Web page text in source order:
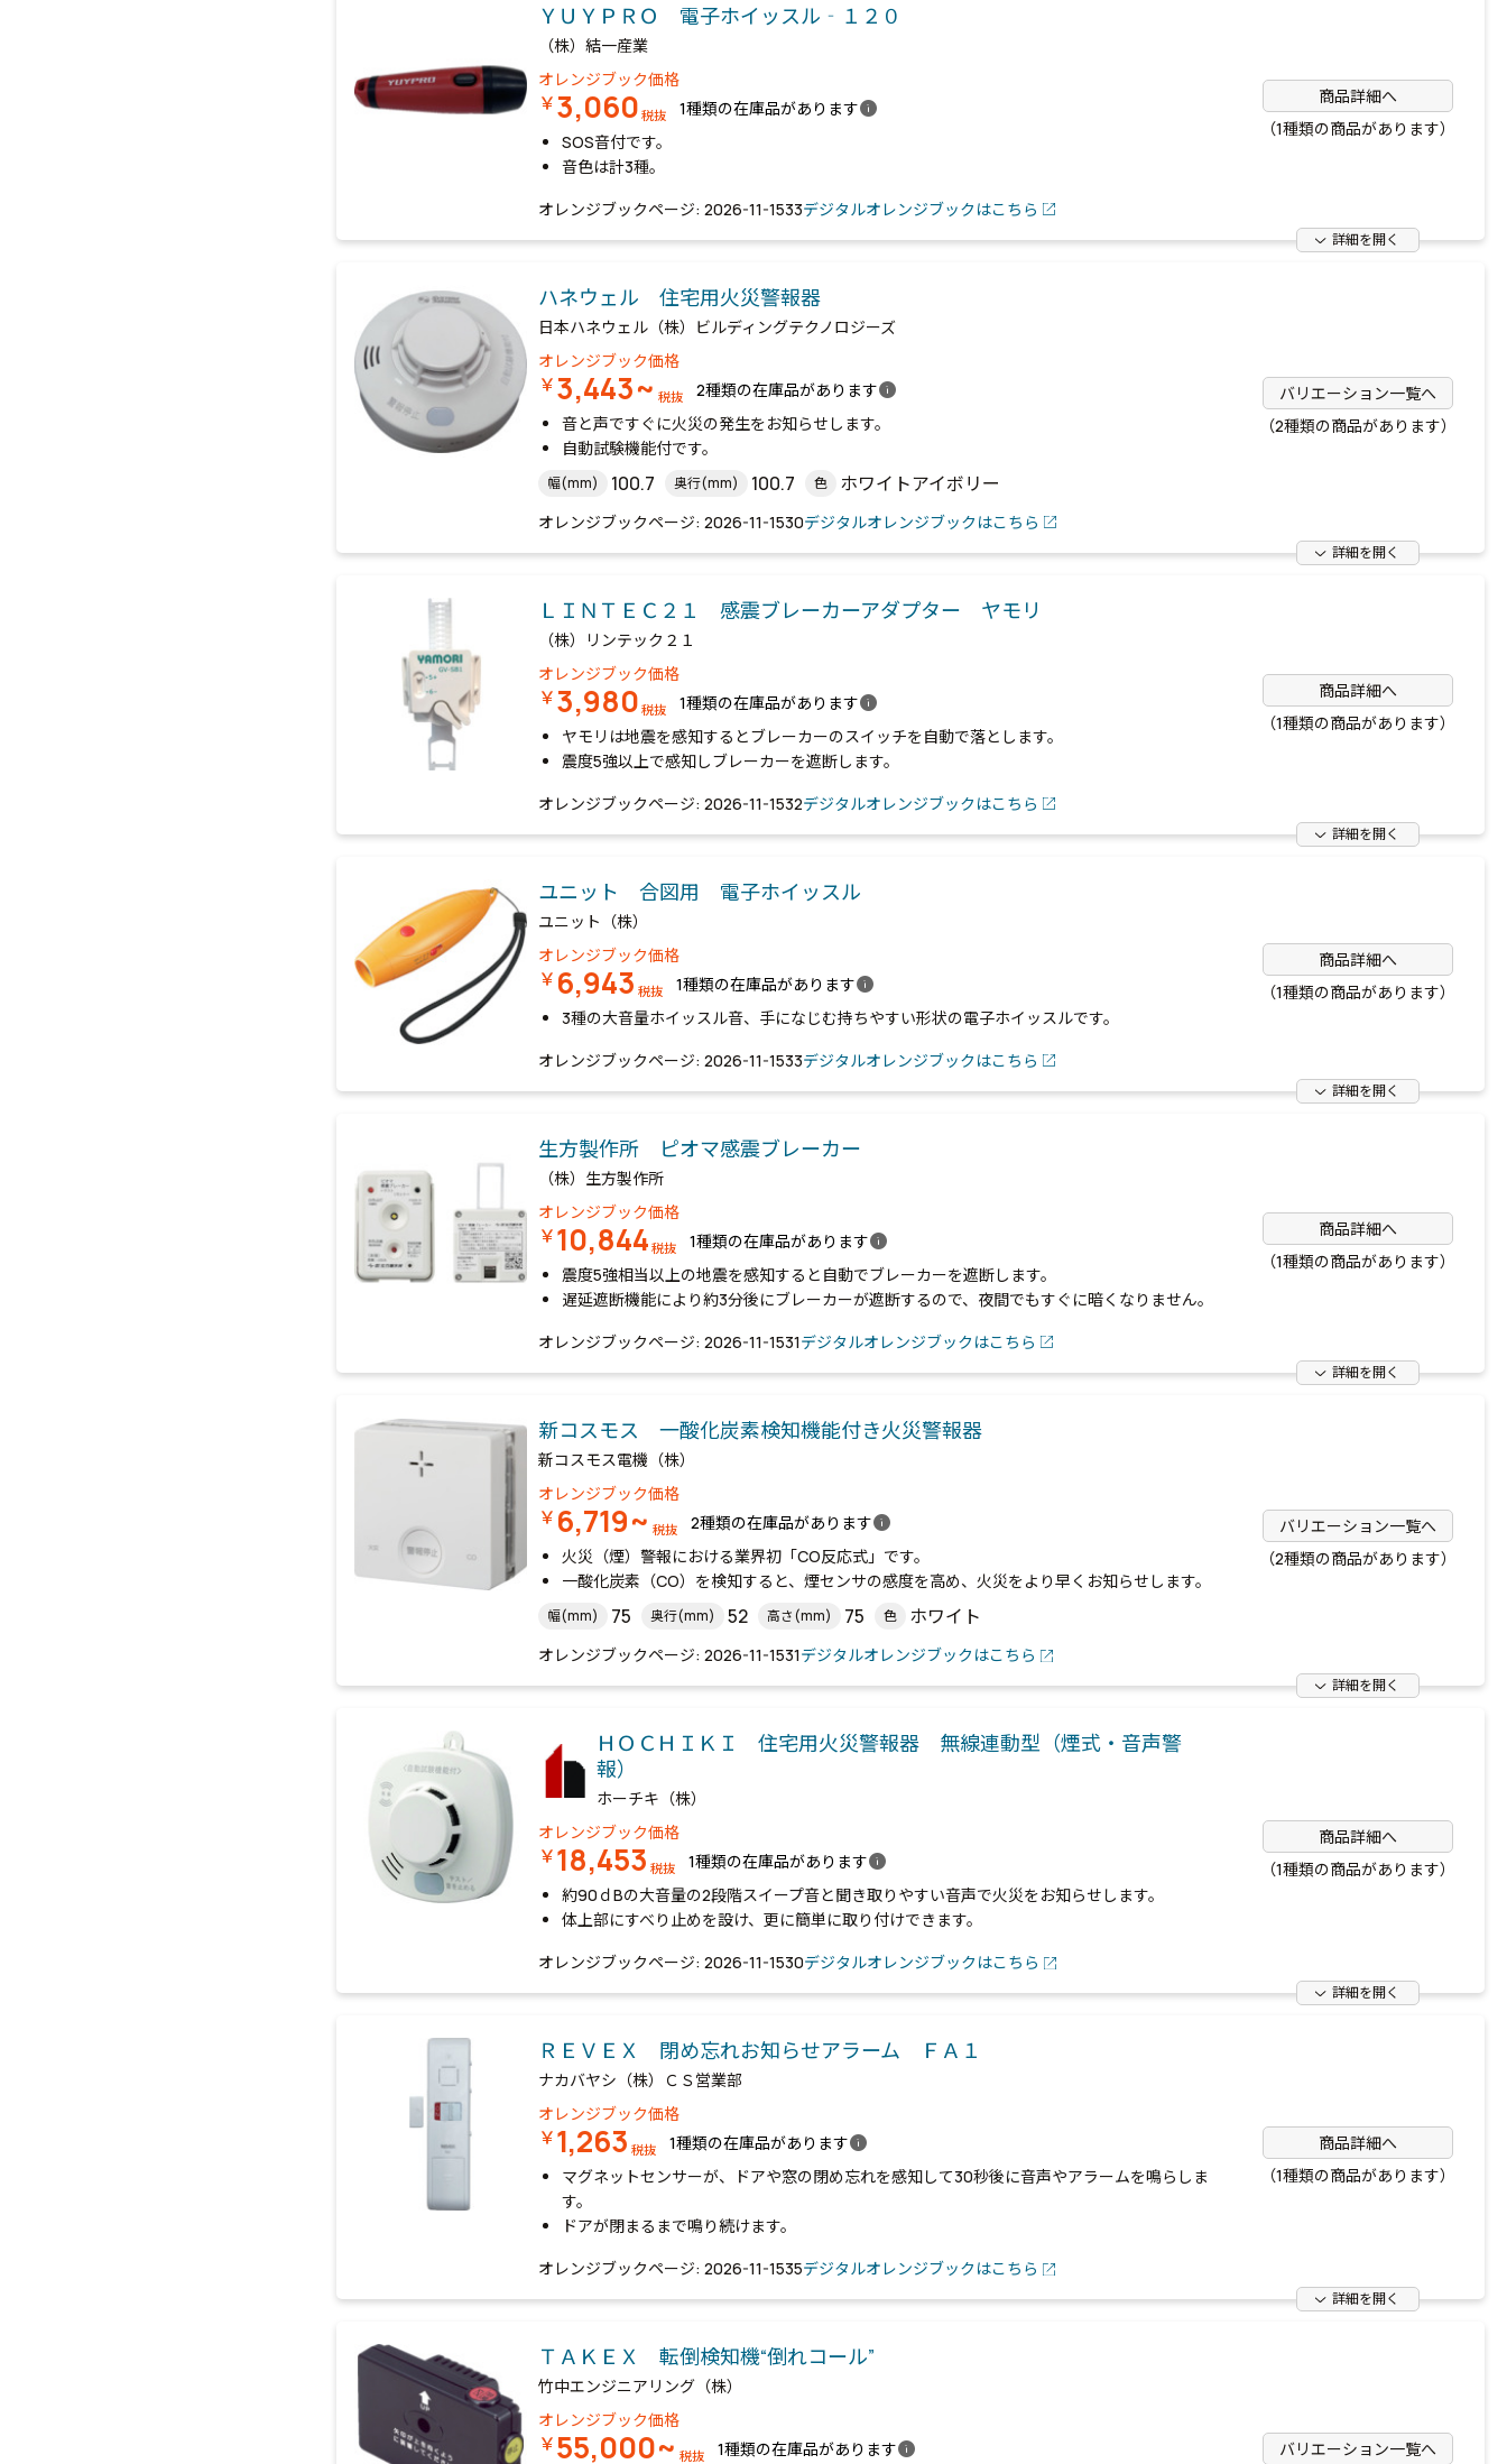
ＹＵＹＰＲＯ 電子ホイッスル‐１２０
（株）結一産業
オレンジブック価格
￥3,060 税抜 1種類の在庫品がありますinfo
商品詳細へ
（1種類の商品があります）
SOS音付です。
音色は計3種。
オレンジブックページ: 2026-11-1533デジタルオレンジブックはこちら
詳細を開く
ハネウェル 住宅用火災警報器
日本ハネウェル（株）ビルディングテクノロジーズ
オレンジブック価格
￥3,443~ 税抜 2種類の在庫品がありますinfo
バリエーション一覧へ
（2種類の商品があります）
音と声ですぐに火災の発生をお知らせします。
自動試験機能付です。
幅(mm) 100.7 奥行(mm) 100.7 色 ホワイトアイボリー
オレンジブックページ: 2026-11-1530デジタルオレンジブックはこちら
詳細を開く
ＬＩＮＴＥＣ２１ 感震ブレーカーアダプター ヤモリ
（株）リンテック２１
オレンジブック価格
￥3,980 税抜 1種類の在庫品がありますinfo
商品詳細へ
（1種類の商品があります）
ヤモリは地震を感知するとブレーカーのスイッチを自動で落とします。
震度5強以上で感知しブレーカーを遮断します。
オレンジブックページ: 2026-11-1532デジタルオレンジブックはこちら
詳細を開く
ユニット 合図用 電子ホイッスル
ユニット（株）
オレンジブック価格
￥ 6,943 税抜 1種類の在庫品がありますinfo
商品詳細へ
（1種類の商品があります）
3種の大音量ホイッスル音、手になじむ持ちやすい形状の電子ホイッスルです。
オレンジブックページ: 2026-11-1533デジタルオレンジブックはこちら
詳細を開く
生方製作所 ピオマ感震ブレーカー
（株）生方製作所
オレンジブック価格
￥10,844 税抜 1種類の在庫品がありますinfo
商品詳細へ
（1種類の商品があります）
震度5強相当以上の地震を感知すると自動でブレーカーを遮断します。
遅延遮断機能により約3分後にブレーカーが遮断するので、夜間でもすぐに暗くなりません。
オレンジブックページ: 2026-11-1531デジタルオレンジブックはこちら
詳細を開く
新コスモス 一酸化炭素検知機能付き火災警報器
新コスモス電機（株）
オレンジブック価格
￥ 6,719~ 税抜 2種類の在庫品がありますinfo
バリエーション一覧へ
（2種類の商品があります）
火災（煙）警報における業界初「CO反応式」です。
一酸化炭素（CO）を検知すると、煙センサの感度を高め、火災をより早くお知らせします。
幅(mm) 75 奥行(mm) 52 高さ(mm) 75 色 ホワイト
オレンジブックページ: 2026-11-1531デジタルオレンジブックはこちら
詳細を開く
ＨＯＣＨＩＫＩ 住宅用火災警報器 無線連動型（煙式・音声警
報）
ホーチキ（株）
オレンジブック価格
￥18,453 税抜 1種類の在庫品がありますinfo
商品詳細へ
（1種類の商品があります）
約90ｄBの大音量の2段階スイープ音と聞き取りやすい音声で火災をお知らせします。
体上部にすべり止めを設け、更に簡単に取り付けできます。
オレンジブックページ: 2026-11-1530デジタルオレンジブックはこちら
詳細を開く
ＲＥＶＥＸ 閉め忘れお知らせアラーム ＦＡ１
ナカバヤシ（株）ＣＳ営業部
オレンジブック価格
￥1,263 税抜 1種類の在庫品がありますinfo
商品詳細へ
（1種類の商品があります）
マグネットセンサーが、ドアや窓の閉め忘れを感知して30秒後に音声やアラームを鳴らしま
す。
ドアが閉まるまで鳴り続けます。
オレンジブックページ: 2026-11-1535デジタルオレンジブックはこちら
詳細を開く
ＴＡＫＥＸ 転倒検知機“倒れコール”
竹中エンジニアリング（株）
オレンジブック価格
￥55,000~ 税抜 1種類の在庫品がありますinfo バリエーション一覧へ